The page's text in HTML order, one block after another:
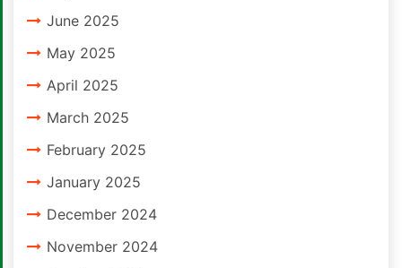
June 2025
May 2025
April 2025
March 2025
February 2025
January 2025
December 2024
November 2024